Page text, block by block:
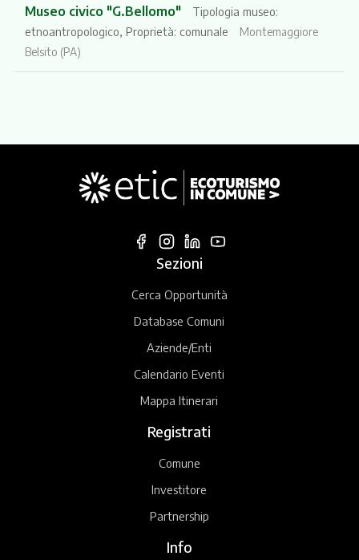
Museo civico "G.Bellomo"
Tipologia museo:
etnoantropologico, Proprietà: comunale
Montemaggiore
Belsito (PA)
Sezioni
Cerca Opportunità
Database Comuni
Aziende/Enti
Calendario Eventi
Mappa Itinerari
Registrati
Comune
Investitore
Partnership
Info